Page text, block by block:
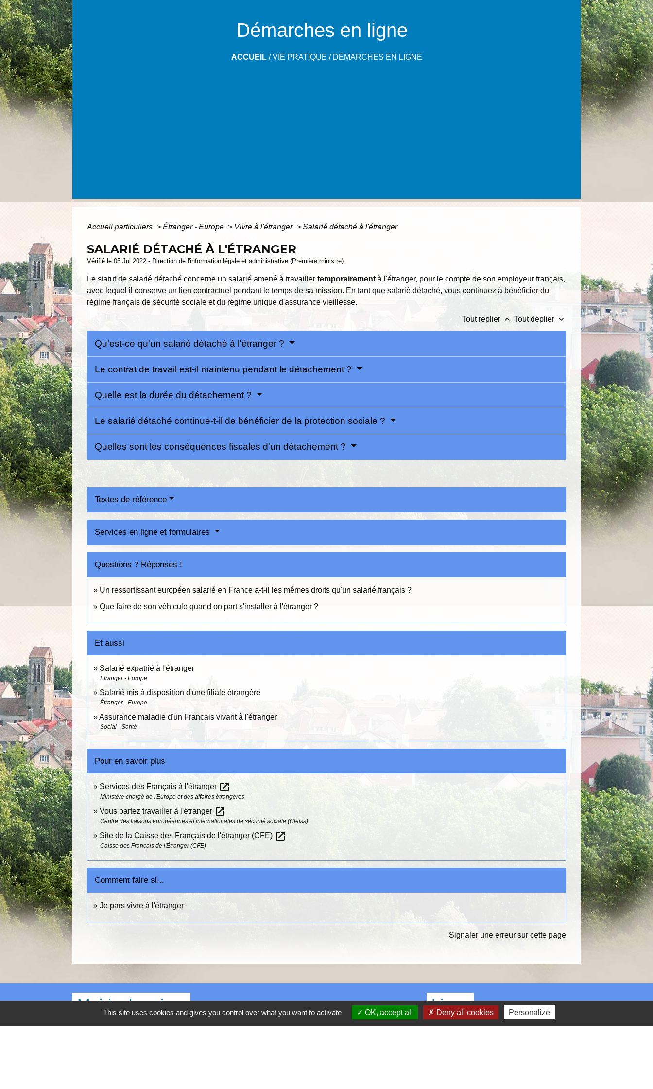
Démarches en ligne
ACCUEIL/VIE PRATIQUE / DÉMARCHES EN LIGNE
Accueil particuliers > Étranger - Europe > Vivre à l'étranger > Salarié détaché à l'étranger
SALARIÉ DÉTACHÉ À L'ÉTRANGER
Vérifié le 05 Jul 2022 - Direction de l'information légale et administrative (Première ministre)
Le statut de salarié détaché concerne un salarié amené à travailler temporairement à l'étranger, pour le compte de son employeur français,
avec lequel il conserve un lien contractuel pendant le temps de sa mission. En tant que salarié détaché, vous continuez à bénéficier du
régime français de sécurité sociale et du régime unique d'assurance vieillesse.
Tout replier keyboard_arrow_up Tout déplier keyboard_arrow_down
Qu'est-ce qu'un salarié détaché à l'étranger ?
Le contrat de travail est-il maintenu pendant le détachement ?
Quelle est la durée du détachement ?
Le salarié détaché continue-t-il de bénéficier de la protection sociale ?
Quelles sont les conséquences fiscales d'un détachement ?
Textes de référence
Services en ligne et formulaires
Questions ? Réponses !
Un ressortissant européen salarié en France a-t-il les mêmes droits qu'un salarié français ?
Que faire de son véhicule quand on part s'installer à l'étranger ?
Et aussi
Salarié expatrié à l'étranger
Étranger - Europe
Salarié mis à disposition d'une filiale étrangère
Étranger - Europe
Assurance maladie d'un Français vivant à l'étranger
Social - Santé
Pour en savoir plus
Services des Français à l'étranger open_in_new
Ministère chargé de l'Europe et des affaires étrangères
Vous partez travailler à l'étranger open_in_new
Centre des liaisons européennes et internationales de sécurité sociale (Cleiss)
Site de la Caisse des Français de l'étranger (CFE) open_in_new
Caisse des Français de l'Étranger (CFE)
Comment faire si...
Je pars vivre à l'étranger
Signaler une erreur sur cette page
Mairie, horaires
Commune d'Égly
Liens
This site uses cookies and gives you control over what you want to activate OK, accept all Deny all cookies Personalize